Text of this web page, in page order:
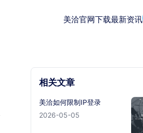
美洽官网下载最新资讯
相关文章
美洽如何限制IP登录
2026-05-05